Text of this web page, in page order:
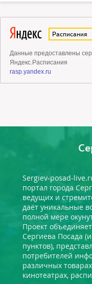
Sergiev-posad-
портал города
ведущих и
даёт уникальные
полной мере
Проект
Сергиева Посада
пунктов),
потребителей
различных
кинотеатрах,